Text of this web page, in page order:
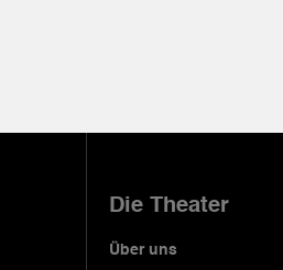
Die Theater
Über uns